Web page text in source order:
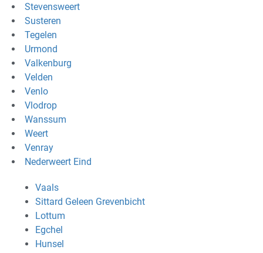
Stevensweert
Susteren
Tegelen
Urmond
Valkenburg
Velden
Venlo
Vlodrop
Wanssum
Weert
Venray
Nederweert Eind
Vaals
Sittard Geleen Grevenbicht
Lottum
Egchel
Hunsel